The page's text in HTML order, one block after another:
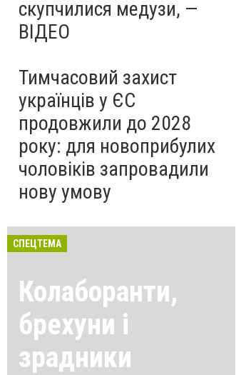
скупчилися медузи, —
ВІДЕО
Тимчасовий захист
українців у ЄС
продовжили до 2028
року: для новоприбулих
чоловіків запровадили
нову умову
СПЕЦТЕМА
Колаборанти,
брехуни і
зрадники